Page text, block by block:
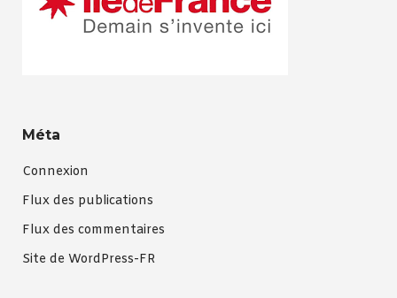
Méta
Connexion
Flux des publications
Flux des commentaires
Site de WordPress-FR